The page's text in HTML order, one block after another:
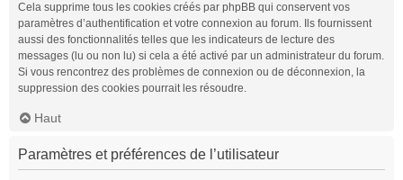
Cela supprime tous les cookies créés par phpBB qui conservent vos
paramètres d’authentification et votre connexion au forum. Ils fournissent
aussi des fonctionnalités telles que les indicateurs de lecture des
messages (lu ou non lu) si cela a été activé par un administrateur du forum.
Si vous rencontrez des problèmes de connexion ou de déconnexion, la
suppression des cookies pourrait les résoudre.
Haut
Paramètres et préférences de l’utilisateur